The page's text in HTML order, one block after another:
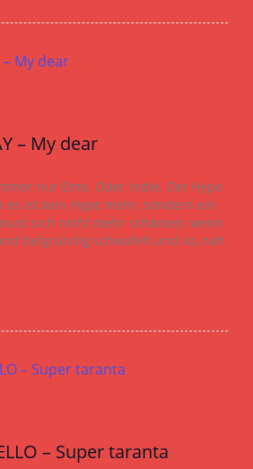
– My dear
nur Emo. Oder Indie. Der Hype
es ist kein Hype mehr, sondern ein
sich nicht mehr schämen, wenn
tiefgründig schwafelt und so, nah
– Super taranta